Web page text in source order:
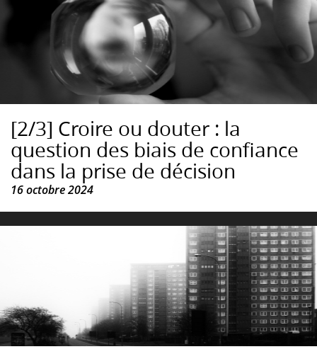
[2/3] Croire ou douter : la
question des biais de confiance
dans la prise de décision
16 octobre 2024